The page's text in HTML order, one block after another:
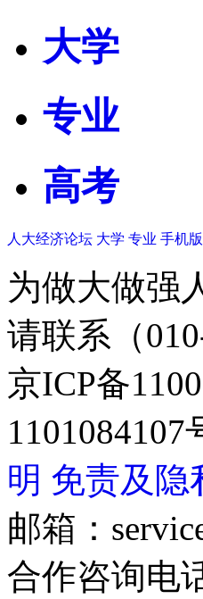
大学
专业
高考
人大经济论坛 大学 专业 手机版
为做大做强
请联系（
京ICP备
明 免责及隐
邮箱：
合作咨询电